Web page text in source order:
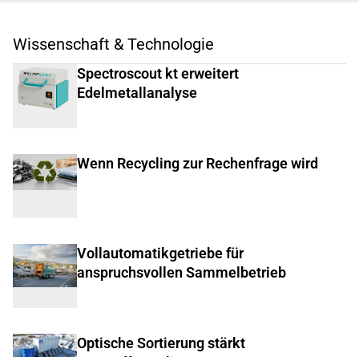
Wissenschaft & Technologie
Spectroscout kt erweitert
Edelmetallanalyse
Wenn Recycling zur Rechenfrage wird
Vollautomatikgetriebe für
anspruchsvollen Sammelbetrieb
Optische Sortierung stärkt